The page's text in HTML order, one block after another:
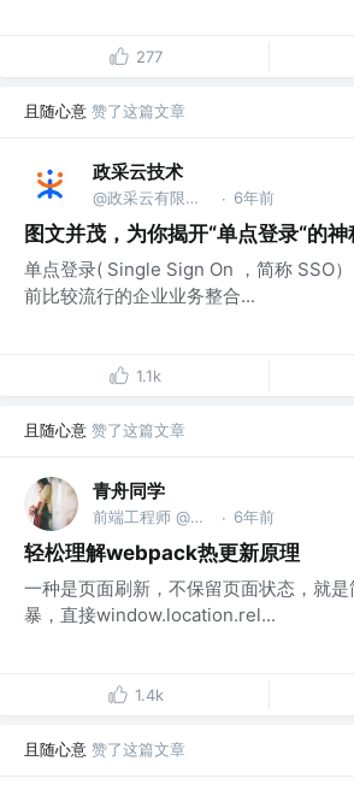
277
且随心意 赞了这篇文章
政采云技术
@政采云有限公司@政采云技术 · 6年前
图文并茂，为你揭开“单点登录“的
单点登录( Single Sign On ，简称 SSO）
前比较流行的企业业务整合...
1.1k
且随心意 赞了这篇文章
青舟同学
前端工程师 @阿里巴巴 · 6年前
轻松理解webpack热更新原理
一种是页面刷新，不保留页面状态，就是
暴，直接window.location.rel...
1.4k
且随心意 赞了这篇文章